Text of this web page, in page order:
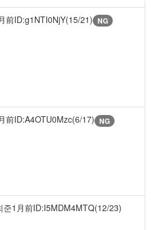
前ID:g1NTI0NjY(15/21) NG
前ID:A4OTU0Mzc(6/17) NG
준1月前ID:I5MDM4MTQ(12/23)